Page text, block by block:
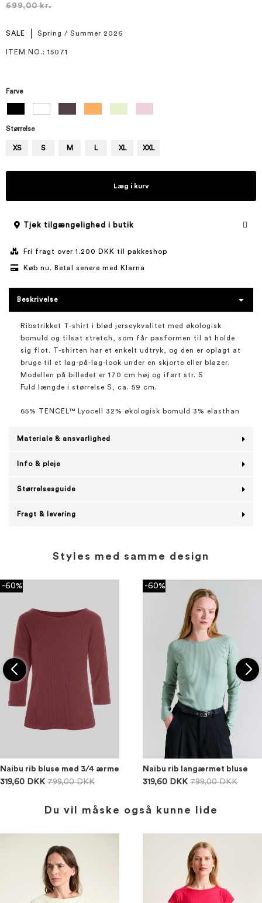
699,00 kr.
SALE Spring / Summer 2026
ITEM NO. : 15071
Farve
Størrelse
XS S M L XL XXL
Læg i kurv
Tjek tilgængelighed i butik
Fri fragt over 1.200 DKK til pakkeshop
Køb nu. Betal senere med Klarna
Beskrivelse
Ribstrikket T-shirt i blød jerseykvalitet med økologisk
bomuld og tilsat stretch, som får pasformen til at holde
sig flot. T-shirten har et enkelt udtryk, og den er oplagt at
bruge til et lag-på-lag-look under en skjorte eller blazer.
Modellen på billedet er 170 cm høj og iført str. S
Fuld længde i størrelse S, ca. 59 cm.
65% TENCEL™ Lyocell 32% økologisk bomuld 3% elasthan
Materiale & ansvarlighed
Info & pleje
Størrelsesguide
Fragt & levering
Styles med samme design
-60%
Naibu rib bluse med 3/4 ærme
319,60 DKK 799,00 DKK
-60%
Naibu rib langærmet bluse
319,60 DKK 799,00 DKK
Du vil måske også kunne lide